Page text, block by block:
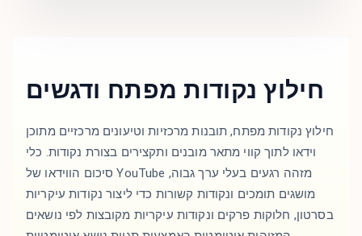
חילוץ נקודות מפתח ודגשים
חילוץ נקודות מפתח, תובנות מרכזיות וטיעונים מרכזיים מתוכן
וידאו לתוך קווי מתאר מובנים ותקצירים בצורת נקודות. כלי
סיכום הווידאו של YouTube מזהה רגעים בעלי ערך גבוה,
מושגים תומכים ונקודות קשורות כדי ליצור נקודות עיקריות
בסרטון, חלוקות פרקים ונקודות עיקריות מקובצות לפי נושאים